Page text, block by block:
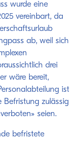
wurde eine
vereinbart, da
ab, weil sich
drei
wäre bereit,
ist
Befristung zulässig
seien.
befristete